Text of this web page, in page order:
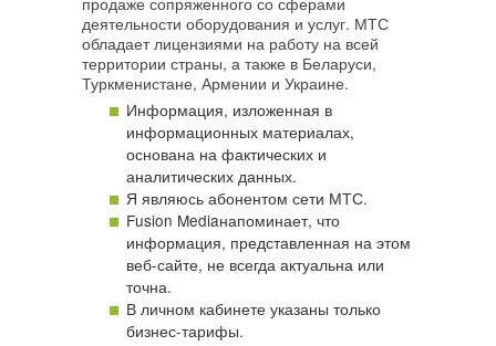
деятельности оборудования и услуг. МТС
обладает лицензиями на работу на всей
территории страны, а также в Беларуси,
Туркменистане, Армении и Украине.
Информация, изложенная в
информационных материалах,
основана на фактических и
аналитических данных.
Я являюсь абонентом сети МТС.
Fusion Mediaнапоминает, что
информация, представленная на этом
веб-сайте, не всегда актуальна или
точна.
В личном кабинете указаны только
бизнес-тарифы.